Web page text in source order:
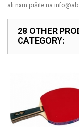
ali nam pišite na
28 OTHER
CATEGORY: